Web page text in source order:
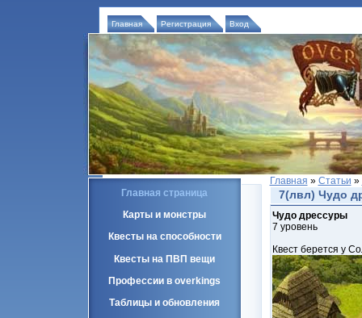
Главная Регистрация Вход
Главная страница
Карты и монстры
Квесты на способности
Квесты на ПВП вещи
Профессии в overkings
Таблицы и обновления
Главная » Статьи »
7(лвл) Чудо
Чудо дрессуры
7 уровень
Квест берется у